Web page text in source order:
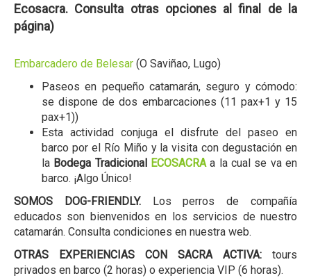
Ecosacra. Consulta otras opciones al final de la
página)
Embarcadero de Belesar (O Saviñao, Lugo)
Paseos en pequeño catamarán, seguro y cómodo:
se dispone de dos embarcaciones (11 pax+1 y 15
pax+1))
Esta actividad conjuga el disfrute del paseo en
barco por el Río Miño y la visita con degustación en
la Bodega Tradicional ECOSACRA a la cual se va en
barco. ¡Algo Único!
SOMOS DOG-FRIENDLY.
Los perros de compañía
educados son bienvenidos en los servicios de nuestro
catamarán. Consulta condiciones en nuestra web.
OTRAS EXPERIENCIAS CON SACRA ACTIVA: tours
privados en barco (2 horas) o experiencia VIP (6 horas).